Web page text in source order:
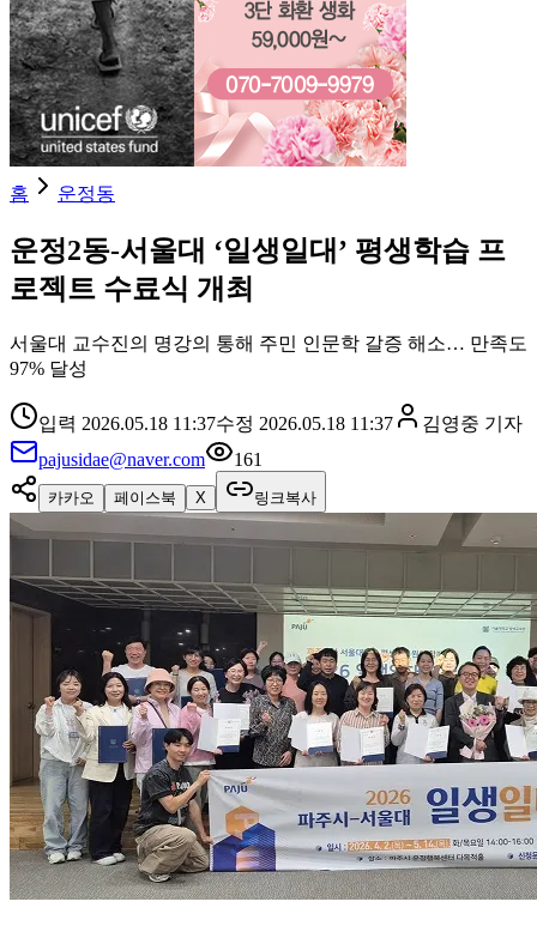
홈 운정동
운정2동-서울대 ‘일생일대’ 평생학습 프
로젝트 수료식 개최
서울대 교수진의 명강의 통해 주민 인문학 갈증 해소… 만족도
97% 달성
입력 2026.05.18 11:37수정 2026.05.18 11:37 김영중 기자
pajusidae@naver.com
161
카카오 페이스북 X 링크복사